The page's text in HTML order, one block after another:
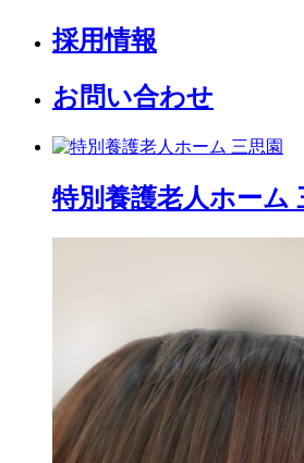
採用情報
お問い合わせ
特別養護老人ホーム